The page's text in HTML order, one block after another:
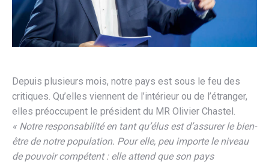
Depuis plusieurs mois, notre pays est sous le feu des
critiques. Qu’elles viennent de l’intérieur ou de l’étranger,
elles préoccupent le président du MR Olivier Chastel.
« Notre responsabilité en tant qu’élus est d’assurer le bien-
être de notre population. Pour elle, peu importe le niveau
de pouvoir compétent : elle attend que son pays